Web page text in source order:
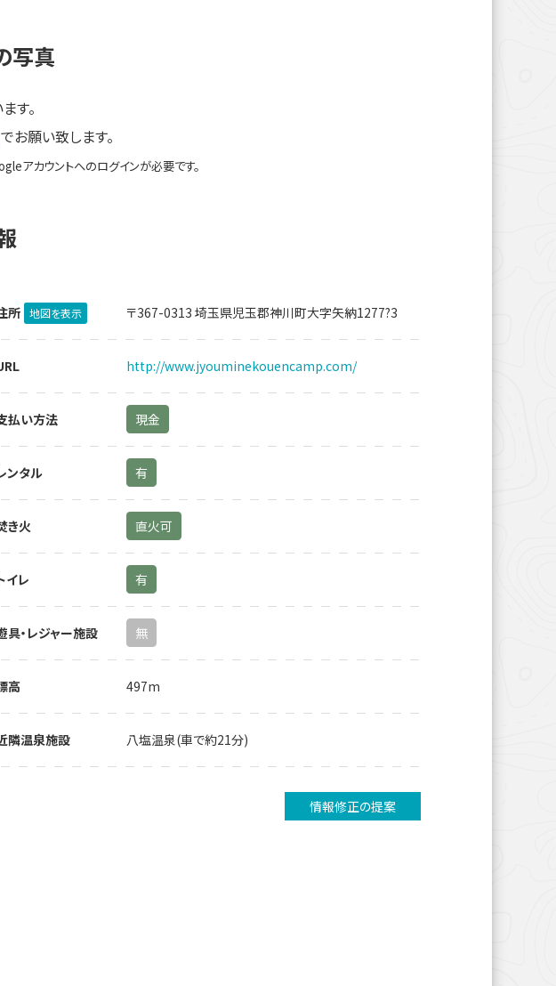
写真
す。
お願い致します。
アカウントへのログインが必要です。
所 地図を表示 〒367-0313 埼玉県児玉郡神川町大字矢納1277?3
http://www.jyouminekouencamp.com/
払い方法 現金
ンタル 有
き火 直火可
イレ 有
具・レジャー施設 無
高 497m
隣温泉施設 八塩温泉(車で約21分)
情報修正の提案